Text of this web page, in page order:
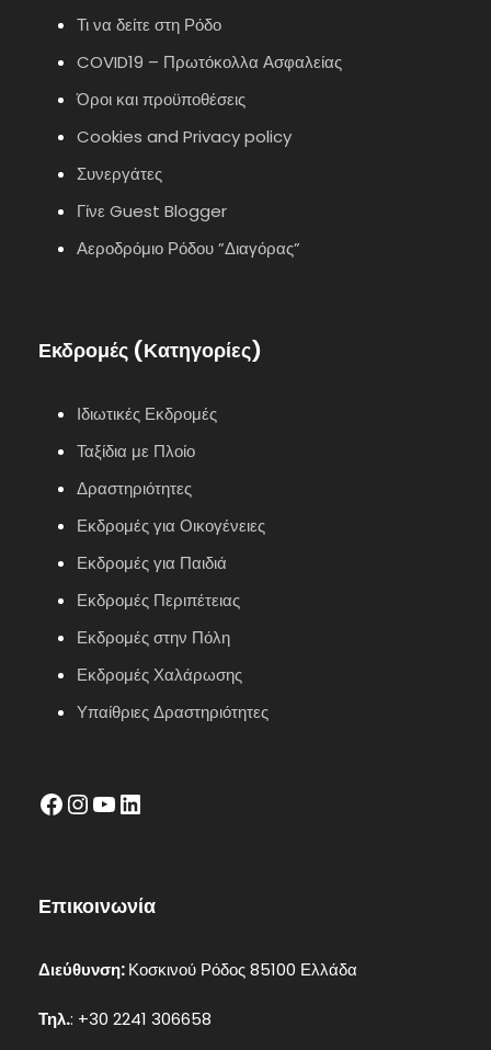
Τι να δείτε στη Ρόδο
COVID19 – Πρωτόκολλα Ασφαλείας
Όροι και προϋποθέσεις
Cookies and Privacy policy
Συνεργάτες
Γίνε Guest Blogger
Αεροδρόμιο Ρόδου ”Διαγόρας”
Εκδρομές (Κατηγορίες)
Ιδιωτικές Εκδρομές
Ταξίδια με Πλοίο
Δραστηριότητες
Εκδρομές για Οικογένειες
Εκδρομές για Παιδιά
Εκδρομές Περιπέτειας
Εκδρομές στην Πόλη
Εκδρομές Χαλάρωσης
Υπαίθριες Δραστηριότητες
facebook InstagramYouTube LinkedIn
Επικοινωνία
Διεύθυνση:Κοσκινού Ρόδος 85100 Ελλάδα
Τηλ.: +30 2241 306658